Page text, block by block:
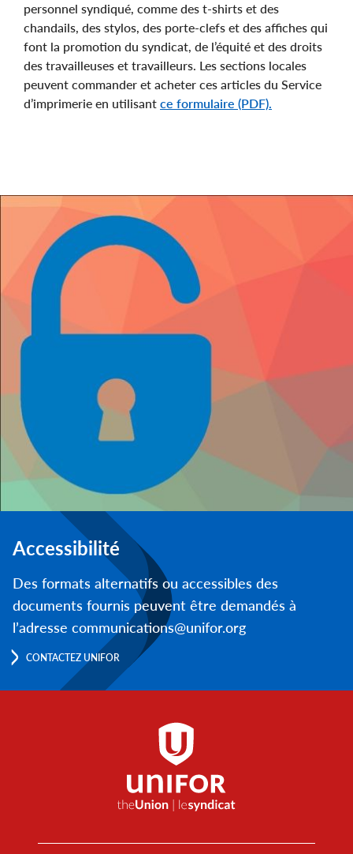
personnel syndiqué, comme des t-shirts et des
chandails, des stylos, des porte-clefs et des affiches qui
font la promotion du syndicat, de l’équité et des droits
des travailleuses et travailleurs. Les sections locales
peuvent commander et acheter ces articles du Service
d’imprimerie en utilisant ce formulaire (PDF).
Accessibilité
Des formats alternatifs ou accessibles des
documents fournis peuvent être demandés à
l’adresse communications@unifor.org
CONTACTEZ UNIFOR